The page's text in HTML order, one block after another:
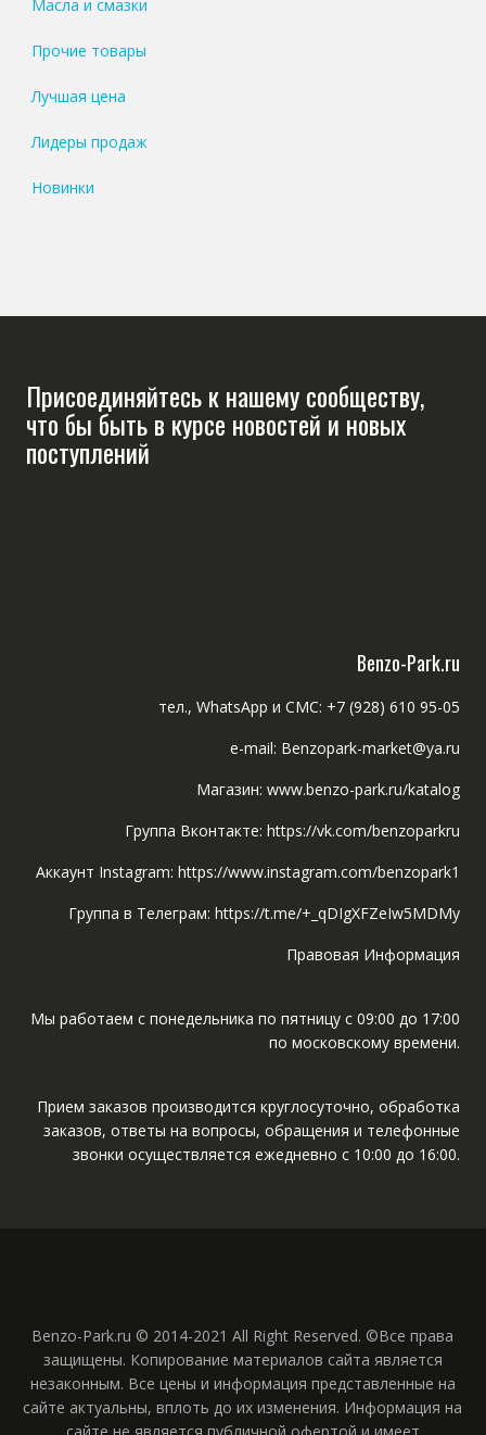
Масла и смазки
Прочие товары
Лучшая цена
Лидеры продаж
Новинки
Присоединяйтесь к нашему сообществу,
что бы быть в курсе новостей и новых
поступлений
Benzo-Park.ru
тел., WhatsApp и СМС: +7 (928) 610 95-05
e-mail: Benzopark-market@ya.ru
Магазин: www.benzo-park.ru/katalog
Группа Вконтакте: https://vk.com/benzoparkru
Аккаунт Instagram: https://www.instagram.com/benzopark1
Группа в Телеграм: https://t.me/+_qDIgXFZeIw5MDMy
Правовая Информация
Мы работаем с понедельника по пятницу с 09:00 до 17:00
по московскому времени.
Прием заказов производится круглосуточно, обработка
заказов, ответы на вопросы, обращения и телефонные
звонки осуществляется ежедневно с 10:00 до 16:00.
Benzo-Park.ru © 2014-2021 All Right Reserved. ©Все права
защищены. Копирование материалов сайта является
незаконным. Все цены и информация представленные на
сайте актуальны, вплоть до их изменения. Информация на
сайте не является публичной офертой и имеет